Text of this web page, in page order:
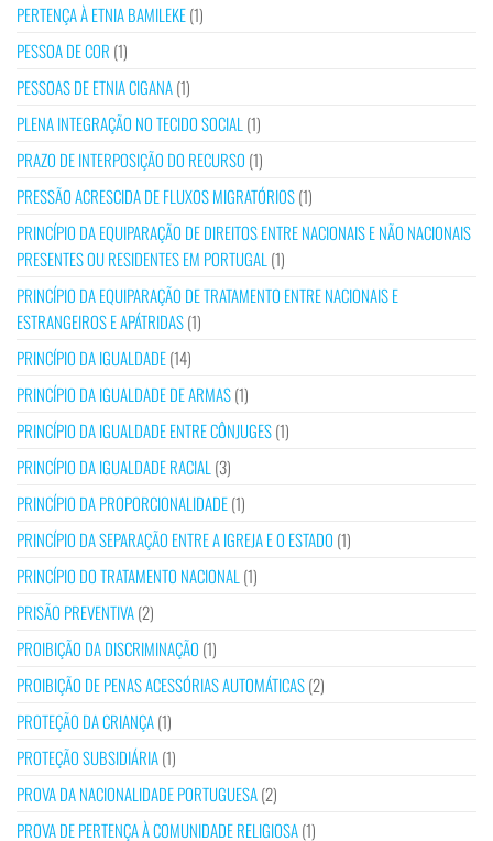
PERTENÇA À ETNIA BAMILEKE(1)
PESSOA DE COR (1)
PESSOAS DE ETNIA CIGANA(1)
PLENA INTEGRAÇÃO NO TECIDO SOCIAL (1)
PRAZO DE INTERPOSIÇÃO DO RECURSO (1)
PRESSÃO ACRESCIDA DE FLUXOS MIGRATÓRIOS(1)
PRINCÍPIO DA EQUIPARAÇÃO DE DIREITOS ENTRE NACIONAIS E NÃO NACIONAIS
PRESENTES OU RESIDENTES EM PORTUGAL (1)
PRINCÍPIO DA EQUIPARAÇÃO DE TRATAMENTO ENTRE NACIONAIS E
ESTRANGEIROS E APÁTRIDAS(1)
PRINCÍPIO DA IGUALDADE(14)
PRINCÍPIO DA IGUALDADE DE ARMAS(1)
PRINCÍPIO DA IGUALDADE ENTRE CÔNJUGES(1)
PRINCÍPIO DA IGUALDADE RACIAL (3)
PRINCÍPIO DA PROPORCIONALIDADE(1)
PRINCÍPIO DA SEPARAÇÃO ENTRE A IGREJA E O ESTADO (1)
PRINCÍPIO DO TRATAMENTO NACIONAL (1)
PRISÃO PREVENTIVA(2)
PROIBIÇÃO DA DISCRIMINAÇÃO (1)
PROIBIÇÃO DE PENAS ACESSÓRIAS AUTOMÁTICAS(2)
PROTEÇÃO DA CRIANÇA(1)
PROTEÇÃO SUBSIDIÁRIA(1)
PROVA DA NACIONALIDADE PORTUGUESA(2)
PROVA DE PERTENÇA À COMUNIDADE RELIGIOSA(1)